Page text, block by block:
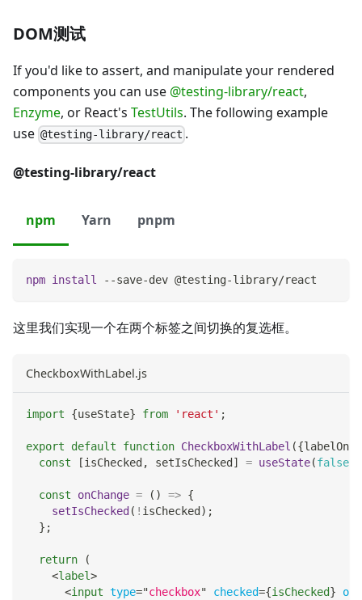
DOM测试
If you'd like to assert, and manipulate your rendered
components you can use @testing-library/react,
Enzyme, or React's TestUtils. The following example
use @testing-library/react .
@testing-library/react
npm Yarn pnpm
npm install --save-dev @testing-library/react
这里我们实现一个在两个标签之间切换的复选框。
CheckboxWithLabel.js
import {useState} from 'react' ;
export default function CheckboxWithLabel ({labelOn
const
[isChecked , setIsChecked ] = useState(false
const onChange = ( ) => {
setIsChecked ( ! isChecked ) ;
} ;
return
(
<label>
<input type="checkbox" checked={isChecked}